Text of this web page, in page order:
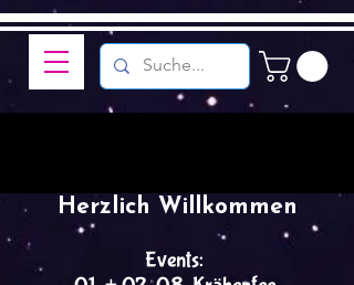
Events:
Herzlich Willkommen